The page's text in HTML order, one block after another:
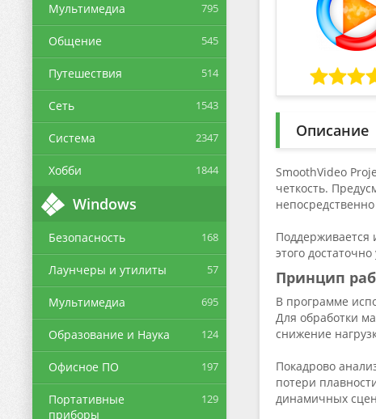
Мультимедиа 795
Общение 545
Путешествия 514
Сеть 1543
Система 2347
Хобби 1844
Windows
Безопасность 168
Лаунчеры и утилиты 57
Мультимедиа 695
Образование и Наука 124
Офисное ПО 197
Портативные
приборы
129
Описание
SmoothVideo
четкость.
Поддерживается
этого
Принцип
В программе
Для обработки
снижение
Покадрово
потери
динамичных